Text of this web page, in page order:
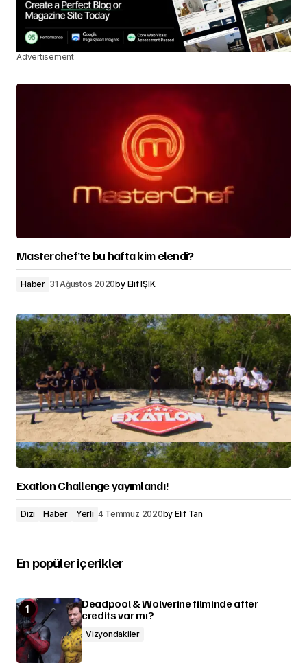
Advertisement
Masterchef’te bu hafta kim elendi?
Haber 31 Ağustos 2020by Elif IŞIK
Exatlon Challenge yayımlandı!
Dizi Haber Yerli 4 Temmuz 2020by Elif Tan
En popüler içerikler
Deadpool & Wolverine filminde after
credits var mı?
Vizyondakiler